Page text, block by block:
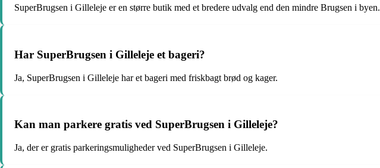
SuperBrugsen i Gilleleje er en større butik med et bredere udvalg end den mindre Brugsen i byen.
Har SuperBrugsen i Gilleleje et bageri?
Ja, SuperBrugsen i Gilleleje har et bageri med friskbagt brød og kager.
Kan man parkere gratis ved SuperBrugsen i Gilleleje?
Ja, der er gratis parkeringsmuligheder ved SuperBrugsen i Gilleleje.